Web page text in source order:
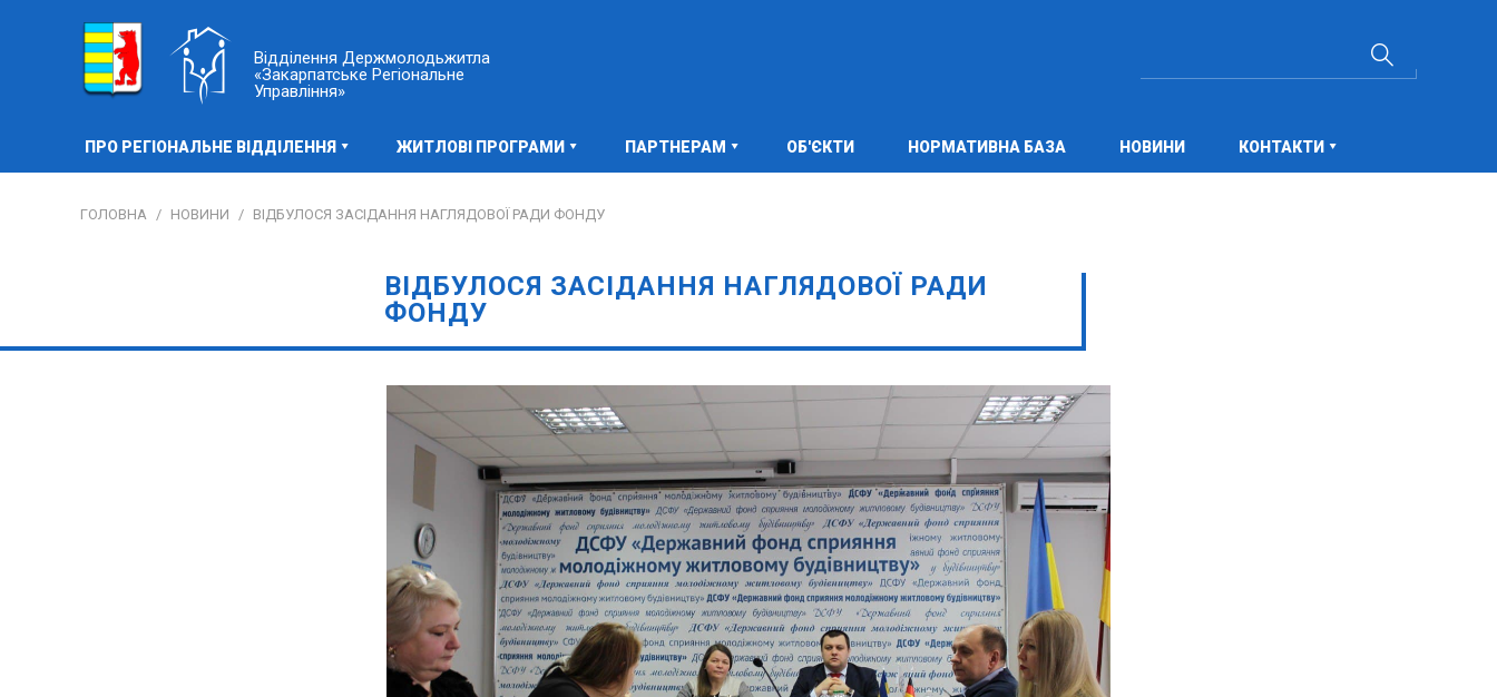
Відділення Держмолодьжитла
«Закарпатське Регіональне
Управління»
ПРО РЕГІОНАЛЬНЕ ВІДДІЛЕННЯ ЖИТЛОВІ ПРОГРАМИ ПАРТНЕРАМ ОБ'ЄКТИ НОРМАТИВНА БАЗА НОВИНИ КОНТАКТИ
ГОЛОВНА / НОВИНИ / ВІДБУЛОСЯ ЗАСІДАННЯ НАГЛЯДОВОЇ РАДИ ФОНДУ
ВІДБУЛОСЯ ЗАСІДАННЯ НАГЛЯДОВОЇ РАДИ
ФОНДУ